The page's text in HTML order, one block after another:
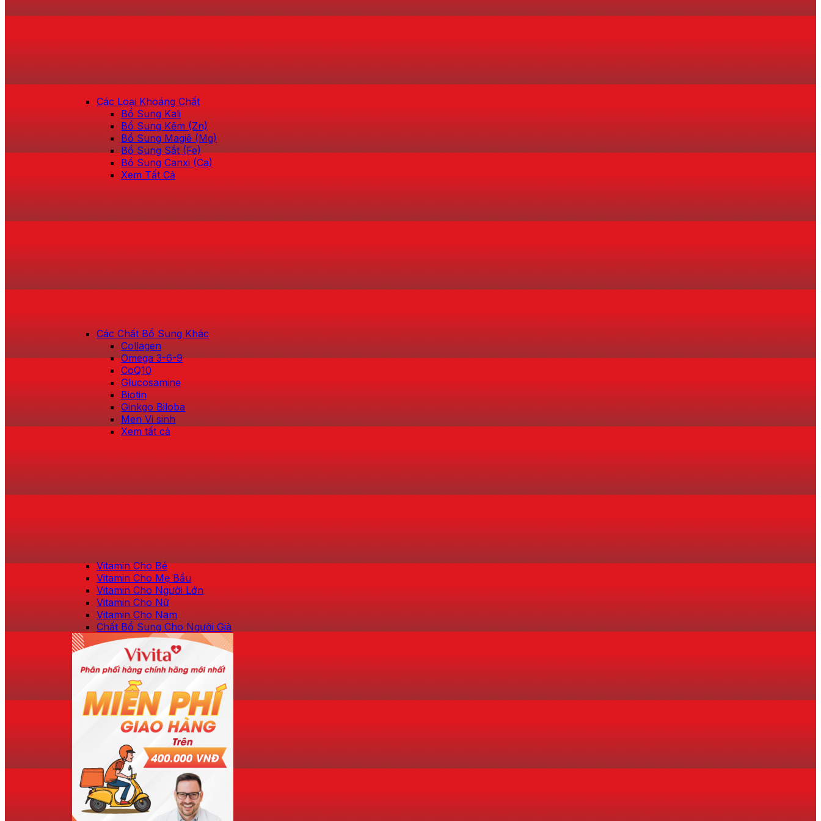
Các Loại Khoáng Chất
Bổ Sung Kali
Bổ Sung Kẽm (Zn)
Bổ Sung Magiê (Mg)
Bổ Sung Sắt (Fe)
Bổ Sung Canxi (Ca)
Xem Tất Cả
Các Chất Bổ Sung Khác
Collagen
Omega 3-6-9
CoQ10
Glucosamine
Biotin
Ginkgo Biloba
Men Vi sinh
Xem tất cả
Vitamin Cho Bé
Vitamin Cho Mẹ Bầu
Vitamin Cho Người Lớn
Vitamin Cho Nữ
Vitamin Cho Nam
Chất Bổ Sung Cho Người Già